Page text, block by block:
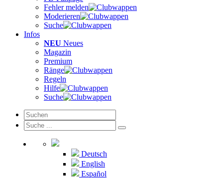
Fehler melden
Moderieren
Suche
Infos
NEU Neues
Magazin
Premium
Ränge
Regeln
Hilfe
Suche
Deutsch
English
Español